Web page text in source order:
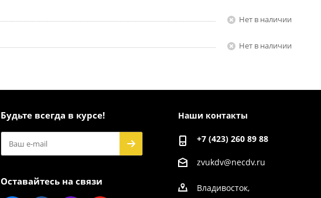
Нет в наличии
Нет в наличии
Будьте всегда в курсе!
Оставайтесь на связи
Наши контакты
+7 (423) 260 89 88
zvukdv@necdv.ru
Владивосток,